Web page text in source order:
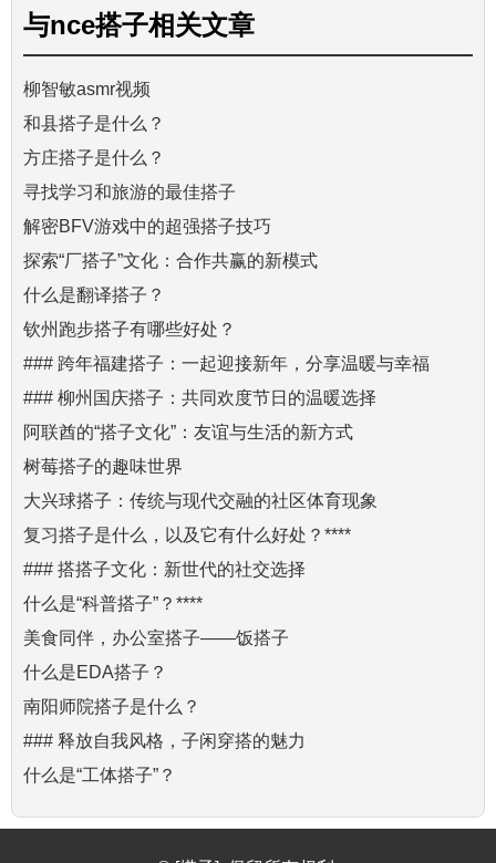
与nce搭子相关文章
柳智敏asmr视频
和县搭子是什么？
方庄搭子是什么？
寻找学习和旅游的最佳搭子
解密BFV游戏中的超强搭子技巧
探索“厂搭子”文化：合作共赢的新模式
什么是翻译搭子？
钦州跑步搭子有哪些好处？
### 跨年福建搭子：一起迎接新年，分享温暖与幸福
### 柳州国庆搭子：共同欢度节日的温暖选择
阿联酋的“搭子文化”：友谊与生活的新方式
树莓搭子的趣味世界
大兴球搭子：传统与现代交融的社区体育现象
复习搭子是什么，以及它有什么好处？****
### 搭搭子文化：新世代的社交选择
什么是“科普搭子”？****
美食同伴，办公室搭子——饭搭子
什么是EDA搭子？
南阳师院搭子是什么？
### 释放自我风格，子闲穿搭的魅力
什么是“工体搭子”？